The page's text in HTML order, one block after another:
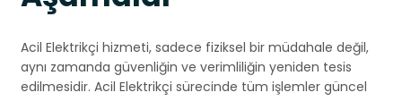
Acil Elektrikçi hizmeti, sadece fiziksel bir müdahale değil,
aynı zamanda güvenliğin ve verimliliğin yeniden tesis
edilmesidir. Acil Elektrikçi sürecinde tüm işlemler güncel